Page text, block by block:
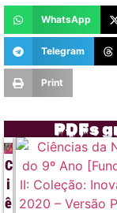
WhatsApp
Telegram
Print
PDFs
C
i
ê